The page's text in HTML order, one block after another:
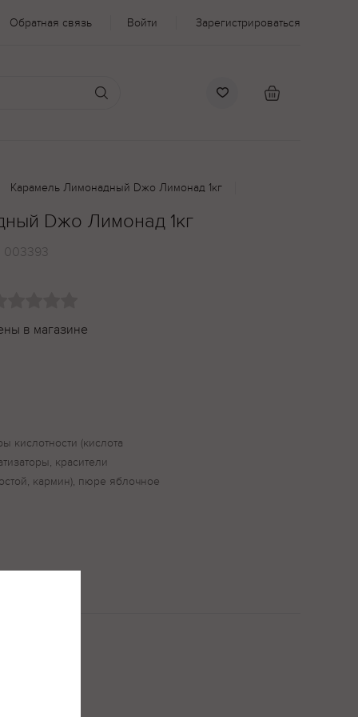
Обратная связь Войти Зарегистрироваться
Карамель Лимонадный Dжо Лимонад 1кг
Dжо Лимонад 1кг
003393
в магазине
кислотности (кислота
красители
кармин), пюре яблочное